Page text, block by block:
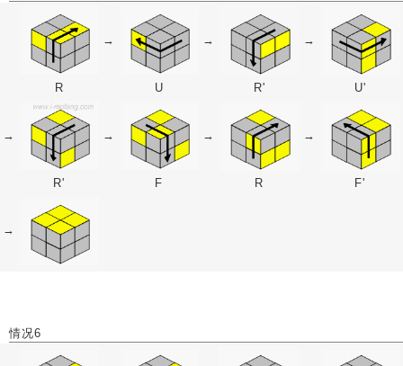
→ → →
R U R' U'
→ → → →
R' F R F'
→
情况6